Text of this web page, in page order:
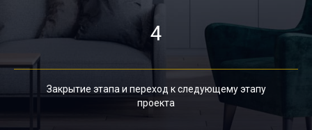
4
Закрытие этапа и переход к следующему этапу
проекта